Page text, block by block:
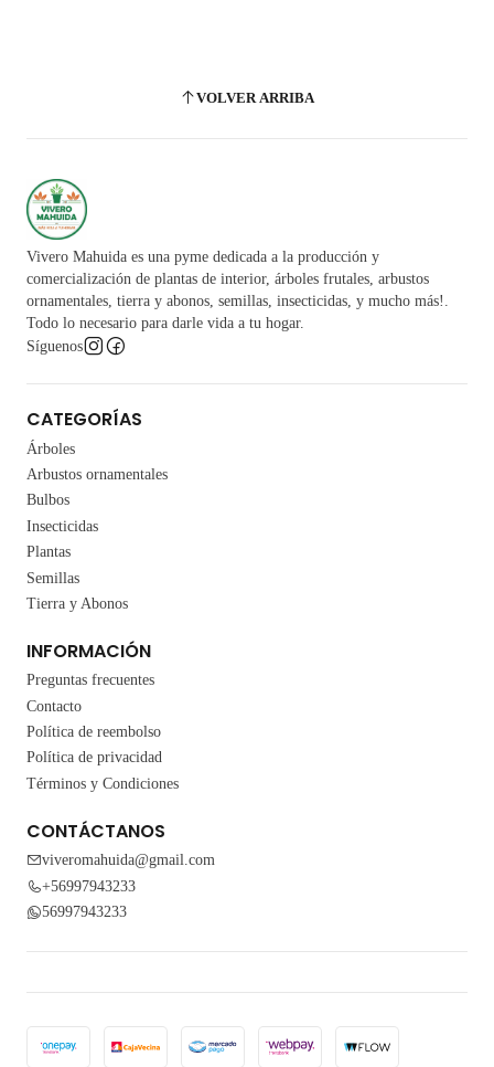
VOLVER ARRIBA
Vivero Mahuida es una pyme dedicada a la producción y
comercialización de plantas de interior, árboles frutales, arbustos
ornamentales, tierra y abonos, semillas, insecticidas, y mucho más!.
Todo lo necesario para darle vida a tu hogar.
Síguenos
CATEGORÍAS
Árboles
Arbustos ornamentales
Bulbos
Insecticidas
Plantas
Semillas
Tierra y Abonos
INFORMACIÓN
Preguntas frecuentes
Contacto
Política de reembolso
Política de privacidad
Términos y Condiciones
CONTÁCTANOS
viveromahuida@gmail.com
+56997943233
56997943233